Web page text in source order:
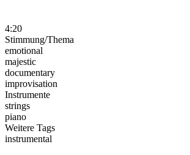
4:20
Stimmung/Thema
emotional
majestic
documentary
improvisation
Instrumente
strings
piano
Weitere Tags
instrumental